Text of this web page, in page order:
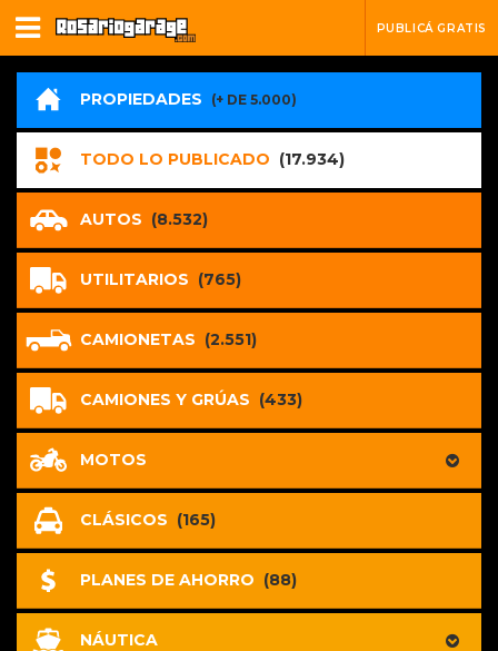
PUBLICÁ GRATIS
PROPIEDADES (+ DE 5.000)
TODO LO PUBLICADO (17.934)
AUTOS (8.532)
UTILITARIOS (765)
CAMIONETAS (2.551)
CAMIONES Y GRÚAS (433)
MOTOS
CLÁSICOS (165)
PLANES DE AHORRO (88)
NÁUTICA